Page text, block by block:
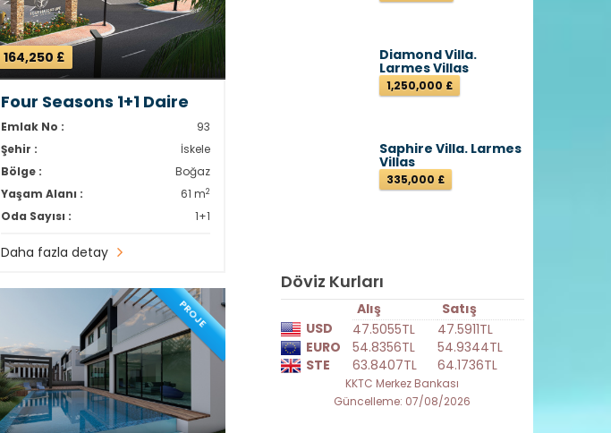
164,250 £
Four Seasons 1+1 Daire
Emlak No :
93
Şehir :
İskele
Bölge :
Boğaz
Yaşam Alanı :
61 m2
Oda Sayısı : 1+1
Daha fazla detay
PROJE
Diamond Villa.
Larmes Villas
1,250,000 £
Saphire Villa. Larmes
Villas
335,000 £
Döviz Kurları
Alış
Satış
USD
47.5055TL
47.5911TL
EURO
54.8356TL
54.9344TL
STE
63.8407TL 64.1736TL
KKTC Merkez Bankası
Güncelleme: 07/08/2026